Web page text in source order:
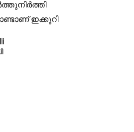
ഇക്കുറി
ചലച്ചിത്രമേള